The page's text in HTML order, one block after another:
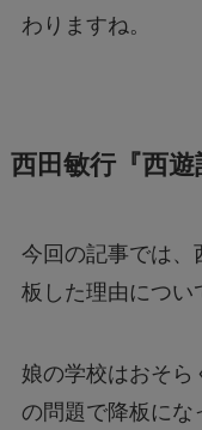
わりますね。
西田敏行『西
今回の記事では、
板した理由につい
娘の学校はおそら
の問題で降板にな